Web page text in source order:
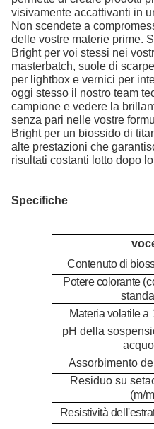
visivamente accattivanti in
Non scendete a
delle vostre materie prime.
Bright per voi stessi nei
masterbatch, suole di
per lightbox e vernici per
oggi stesso il nostro team
campione e vedere la
senza pari nelle vostre
Bright per un biossido di
alte prestazioni che
risultati costanti lotto dopo
Specifiche
Contenuto di
Potere colorante (
Materia volatile a
pH della
Assorbimento
Residuo su
(m/
Resistività